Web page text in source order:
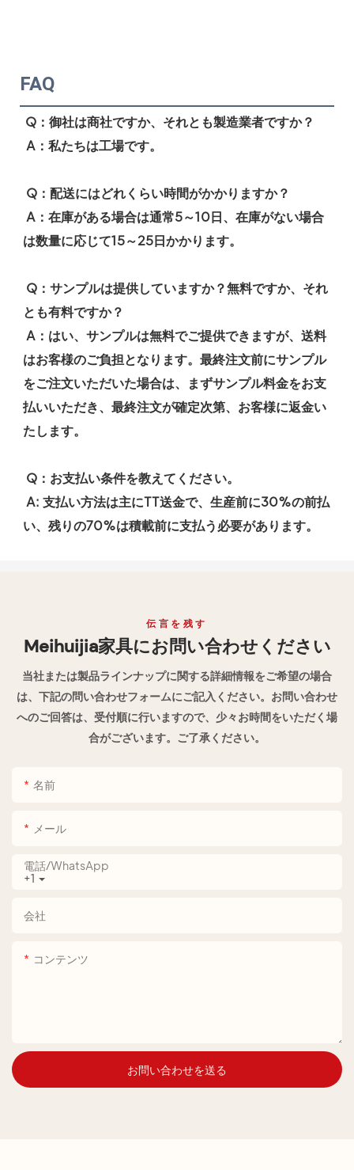
FAQ
Q：御社は商社ですか、それとも製造業者ですか？
A：私たちは工場です。
Q：配送にはどれくらい時間がかかりますか？
は数量に応じて15～25日かかります。
とも有料ですか？
はお客様のご負担となります。最終注文前にサンプル
をご注文いただいた場合は、まずサンプル料金をお支
払いいただき、最終注文が確定次第、お客様に返金い
たします。
Q：お支払い条件を教えてください。
い、残りの70%は積載前に支払う必要があります。
伝言を残す
Meihuijia家具にお問い合わせください
当社または製品ラインナップに関する詳細情報をご希望の場合
は、下記の問い合わせフォームにご記入ください。お問い合わせ
へのご回答は、受付順に行いますので、少々お時間をいただく場
合がございます。ご了承ください。
名前
メール
+1
電話/WhatsApp
会社
コンテンツ
お問い合わせを送る